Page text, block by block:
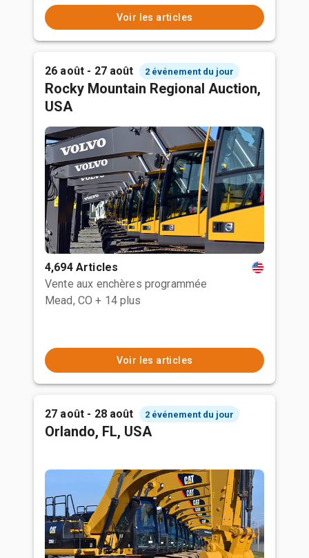
Voir les articles
26 août - 27 août 2 événement du jour
Rocky Mountain Regional Auction,
USA
4,694 Articles
Vente aux enchères programmée
Mead, CO + 14 plus
Voir les articles
27 août - 28 août 2 événement du jour
Orlando, FL, USA